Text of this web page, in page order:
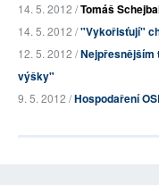
14. 5. 2012 /Tomáš
14. 5. 2012 /"Vykořisťují"
12. 5. 2012 /Nejpřesnějším
výšky"
9. 5. 2012 /Hospodaření